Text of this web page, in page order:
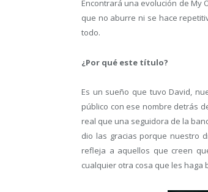
Encontrará una evolución de My
que no aburre ni se hace
todo.
¿Por qué este título?
Es un sueño que tuvo David,
público con ese nombre detrás
real que una seguidora de la
dio las gracias porque nuestro
refleja a aquellos que creen
cualquier otra cosa que les haga